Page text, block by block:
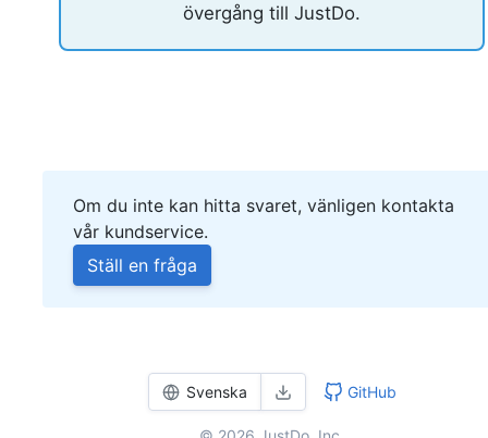
övergång till JustDo.
Om du inte kan hitta svaret, vänligen kontakta
vår kundservice.
Ställ en fråga
Svenska GitHub